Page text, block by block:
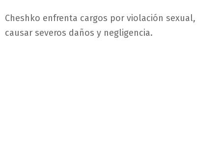
Cheshko enfrenta cargos por violación sexual,
causar severos daños y negligencia.